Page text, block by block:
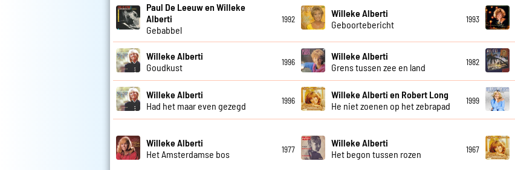
Paul De Leeuw en Willeke
Alberti
Gebabbel
1992
Willeke Alberti
Geboortebericht
1993
Willeke Alberti
Goudkust
1996
Willeke Alberti
Grens tussen zee en land
1982
Willeke Alberti
Had het maar even gezegd
1996
Willeke Alberti en Robert Long
He niet zoenen op het zebrapad
1999
Willeke Alberti
Het Amsterdamse bos
1977
Willeke Alberti
Het begon tussen rozen
1967